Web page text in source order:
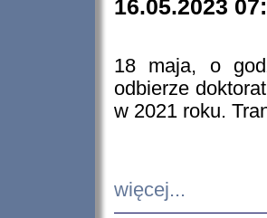
16.05.2023
18 maja, o
odbierze
w 2021 roku.
więcej...